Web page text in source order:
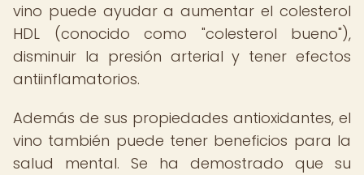
vino puede ayudar a aumentar el colesterol
HDL (conocido como "colesterol bueno"),
disminuir la presión arterial y tener efectos
antiinflamatorios.
Además de sus propiedades antioxidantes, el
vino también puede tener beneficios para la
salud mental. Se ha demostrado que su